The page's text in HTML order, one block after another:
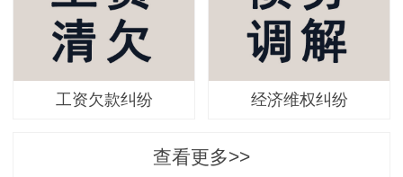
工资欠款纠纷 经济维权纠纷
查看更多>>